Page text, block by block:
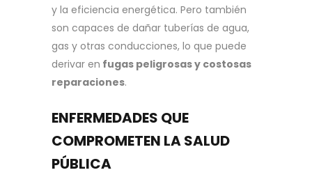
y la eficiencia energética. Pero también
son capaces de dañar tuberías de agua,
gas y otras conducciones, lo que puede
derivar en fugas peligrosas y costosas
reparaciones.
ENFERMEDADES QUE
COMPROMETEN LA SALUD
PÚBLICA